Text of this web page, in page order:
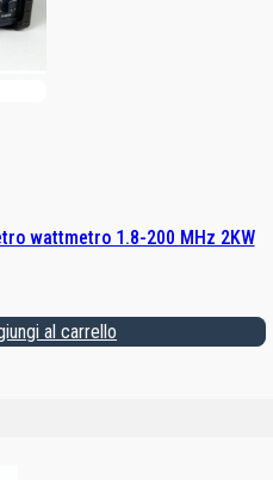
wattmetro 1.8-200 MHz 2KW
al carrello